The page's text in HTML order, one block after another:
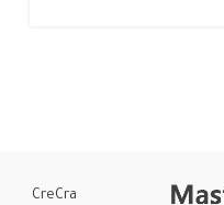
CreCra